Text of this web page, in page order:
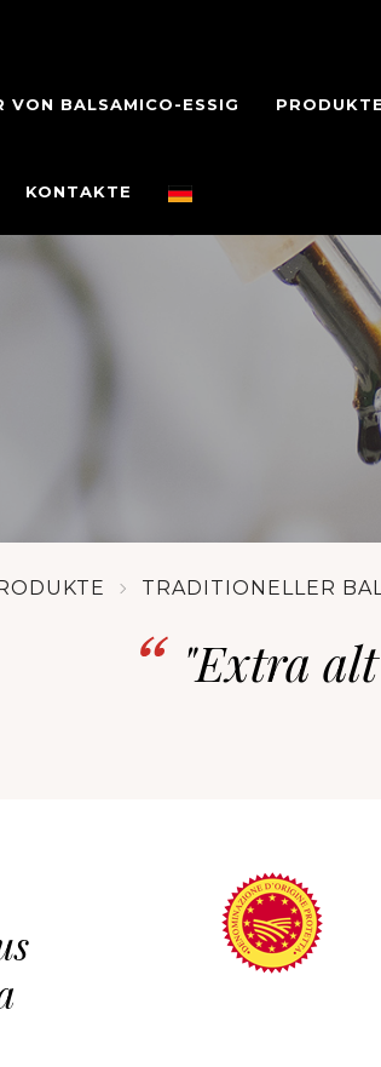
VON BALSAMICO-ESSIG PRODUKTE
KONTAKTE
TRADITIONELLER
"Extra